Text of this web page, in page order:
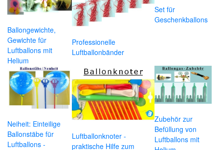
Ballongewichte,
Gewichte für
Luftballons mit
Helium
Professionelle
Luftballonbänder
Set für
Geschenkballons
Neiheit: Einteilige
Ballonstäbe für
Luftballons -
Luftballonknoter -
praktische Hilfe zum
Zubehör zur
Befüllung von
Luftballons mit